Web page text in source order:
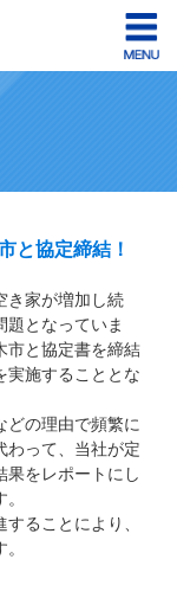
と協定締結！
き家が増加し続
題となっていま
市と協定書を締結
実施することとな
どの理由で頻繁に
わって、当社が定
果をレポートにし
ることにより、